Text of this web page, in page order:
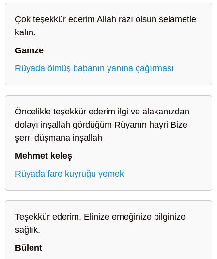
Çok teşekkür ederim Allah razı olsun selametle
kalın.
Gamze
Rüyada ölmüş babanın yanına çağırması
Öncelikle teşekkür ederim ilgi ve alakanızdan
dolayı inşallah gördüğüm Rüyanın hayri Bize
şerri düşmana inşallah
Mehmet keleş
Rüyada fare kuyruğu yemek
Teşekkür ederim. Elinize emeğinize bilginize
sağlık.
Bülent